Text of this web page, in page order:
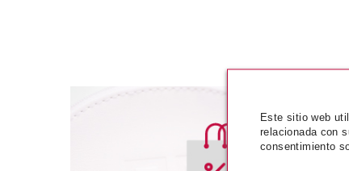
Este sitio web
relacionada con
consentimiento